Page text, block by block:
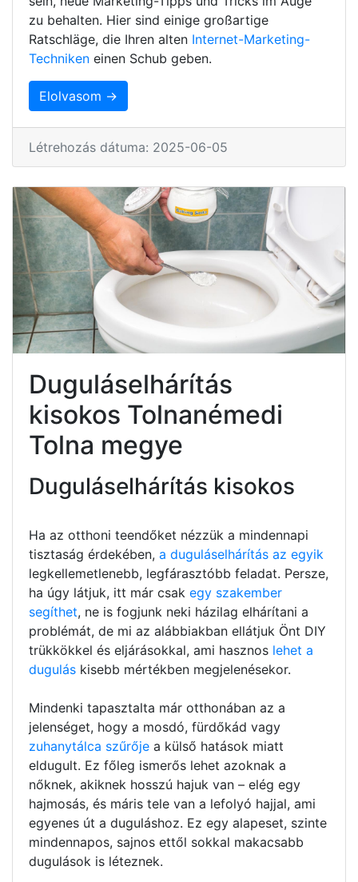
zu behalten. Hier sind einige großartige
Ratschläge, die Ihren alten Internet-Marketing-
Techniken einen Schub geben.
Elolvasom →
Létrehozás dátuma: 2025-06-05
Duguláselhárítás
kisokos Tolnanémedi
Tolna megye
Duguláselhárítás kisokos
Ha az otthoni teendőket nézzük a mindennapi
tisztaság érdekében, a duguláselhárítás az egyik
legkellemetlenebb, legfárasztóbb feladat. Persze,
ha úgy látjuk, itt már csak egy szakember
segíthet, ne is fogjunk neki házilag elhárítani a
problémát, de mi az alábbiakban ellátjuk Önt DIY
trükkökkel és eljárásokkal, ami hasznos lehet a
dugulás kisebb mértékben megjelenésekor.
Mindenki tapasztalta már otthonában az a
jelenséget, hogy a mosdó, fürdőkád vagy
zuhanytálca szűrője a külső hatások miatt
eldugult. Ez főleg ismerős lehet azoknak a
nőknek, akiknek hosszú hajuk van – elég egy
hajmosás, és máris tele van a lefolyó hajjal, ami
egyenes út a duguláshoz. Ez egy alapeset, szinte
mindennapos, sajnos ettől sokkal makacsabb
dugulások is léteznek.